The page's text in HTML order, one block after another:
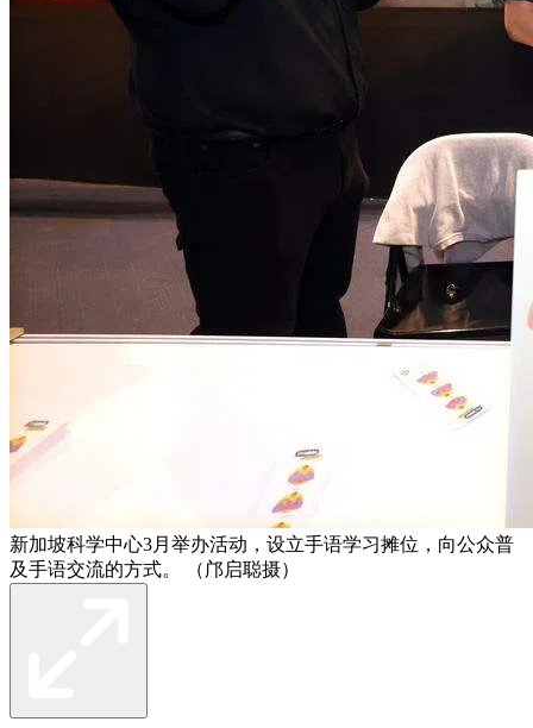
新加坡科学中心3月举办活动，设立手语学习摊位，向公众普
及手语交流的方式。 （邝启聪摄）